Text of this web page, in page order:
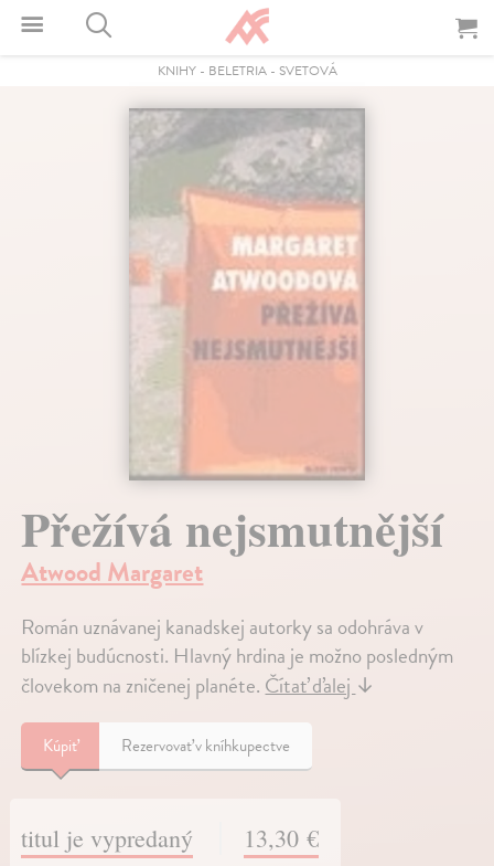
KNIHY- BELETRIA- SVETOVÁ
Přežívá nejsmutnější
Atwood Margaret
Román uznávanej kanadskej autorky sa odohráva v
blízkej budúcnosti. Hlavný hrdina je možno posledným
človekom na zničenej planéte. Čítať ďalej ↓
Kúpiť Rezervovať v kníhkupectve
titul je vypredaný 13,30 €